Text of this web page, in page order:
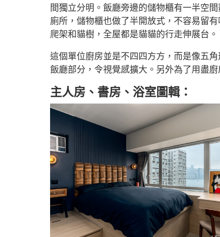
間獨立分明。飯廳旁邊的儲物櫃有一半空
廁所，儲物櫃也做了半開放式，不容易留
爬架和貓樹，全屋都是貓貓的行走伸展台。
這個單位廚房並是不四四方方，而是像五
飯廳部分，令視覺感擴大。另外為了用盡
主人房、書房、浴室圖輯：